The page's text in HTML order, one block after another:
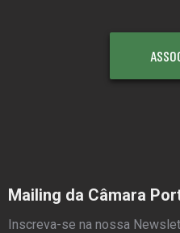
Mailing da Câmara
Inscreva-se na nossa